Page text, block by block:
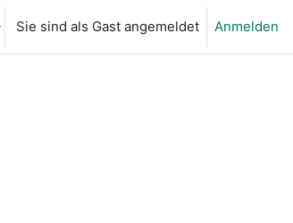
Sie sind als Gast angemeldet Anmelden